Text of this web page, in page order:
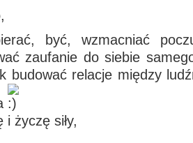
być, wzmacniać
zaufanie do siebie
budować relacje między
i życzę siły,